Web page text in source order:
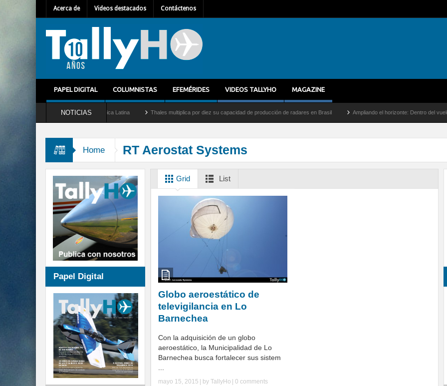
Acerca de Videos destacados Contáctenos
PAPEL DIGITAL COLUMNISTAS EFEMÉRIDES VIDEOS TALLYHO MAGAZINE
NOTICIAS
Director General para América Latina Thales multiplica por diez su capacidad de producción de radares en Brasil Ampliando el horizonte: Dentro del vuelo de
Home RT Aerostat Systems
Grid List
Globo aeroestático de
televigilancia en Lo
Barnechea
Con la adquisición de un globo
aeroestático, la Municipalidad de Lo
Barnechea busca fortalecer sus sistem
...
mayo 15, 2015 | by TallyHo 0 comments
Papel Digital